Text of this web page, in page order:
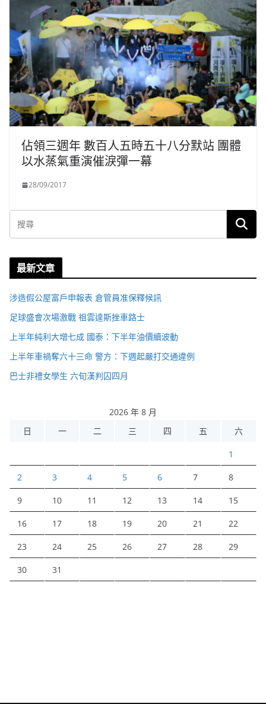
佔領三週年 數百人五時五十八分默站 團體
以水蒸氣重演催淚彈一幕
28/09/2017
最新文章
涉造假公屋富戶申報表 倉管員准保釋候訊
足球盛會次場激戰 祖雲達斯挫車路士
上半年純利大增七成 國泰：下半年油價續波動
上半年車禍奪六十三命 警方：下週起嚴打交通違例
巴士非禮女學生 六旬漢判囚四月
2026 年 8 月
日
一 二 三 四 五 六
1
2 3 4 5 6 7 8
9 10 11 12 13 14 15
16 17 18 19 20 21 22
23 24 25 26 27 28 29
30 31